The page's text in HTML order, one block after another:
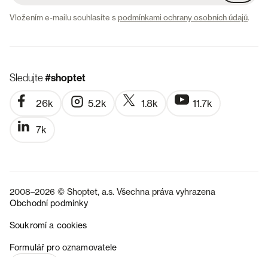
Vložením e-mailu souhlasíte spodmínkami ochrany osobních údajů.
Sledujte#shoptet
26k 5.2k 1.8k 11.7k
7k
2008–2026 © Shoptet, a.s. Všechna práva vyhrazena
Obchodní podmínky
Soukromí a cookies
Formulář pro oznamovatele